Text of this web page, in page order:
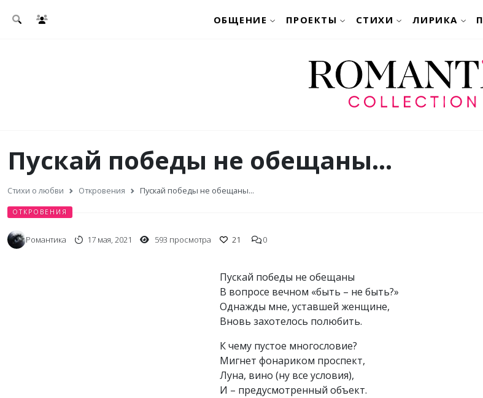
ОБЩЕНИЕ ПРОЕКТЫ СТИХИ ЛИРИКА
Пускай победы не обещаны...
Стихи о любви Откровения Пускай победы не обещаны...
ОТКРОВЕНИЯ
Романтика 17 мая, 2021 593 просмотра 21 0
Пускай победы не обещаны
В вопросе вечном «быть – не быть?»
Однажды мне, уставшей женщине,
Вновь захотелось полюбить.
К чему пустое многословие?
Мигнет фонариком проспект,
Луна, вино (ну все условия),
И – предусмотренный объект.